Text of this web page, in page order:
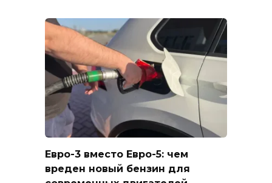
Евро-3 вместо Евро-5: чем
вреден новый бензин для